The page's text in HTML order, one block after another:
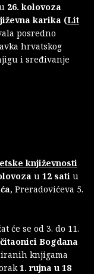
26. kolovoza
karika (Lit
posredno
hrvatskog
i sređivanje
književnosti
u 12 sati u
, Preradovićeva 5.
će se od 3. do 11.
Bogdana
knjigama
1. rujna u 18